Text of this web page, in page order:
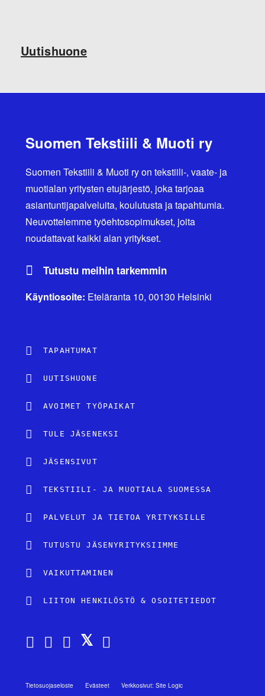
Uutishuone
Suomen Tekstiili & Muoti ry
Suomen Tekstiili & Muoti ry on tekstiili-, vaate- ja
muotialan yritysten etujärjestö, joka tarjoaa
asiantuntijapalveluita, koulutusta ja tapahtumia.
Neuvottelemme työehtosopimukset, joita
noudattavat kaikki alan yritykset.
Tutustu meihin tarkemmin
Käyntiosoite: Eteläranta 10, 00130 Helsinki
TAPAHTUMAT
UUTISHUONE
AVOIMET TYÖPAIKAT
TULE JÄSENEKSI
JÄSENSIVUT
TEKSTIILI- JA MUOTIALA SUOMESSA
PALVELUT JA TIETOA YRITYKSILLE
TUTUSTU JÄSENYRITYKSIIMME
VAIKUTTAMINEN
LIITON HENKILÖSTÖ & OSOITETIEDOT
Tietosuojaseloste Evästeet Verkkosivut: Site Logic